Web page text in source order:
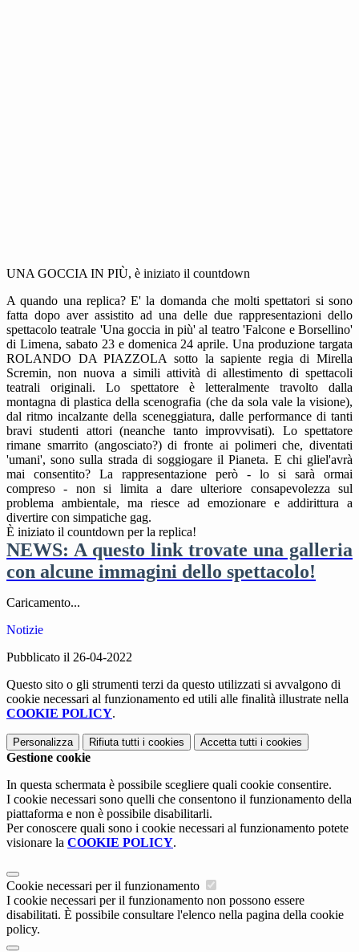
UNA GOCCIA IN PIÙ, è iniziato il countdown
A quando una replica? E' la domanda che molti spettatori si sono
fatta dopo aver assistito ad una delle due rappresentazioni dello
spettacolo teatrale 'Una goccia in più' al teatro 'Falcone e Borsellino'
di Limena, sabato 23 e domenica 24 aprile. Una produzione targata
ROLANDO DA PIAZZOLA sotto la sapiente regia di Mirella
Scremin, non nuova a simili attività di allestimento di spettacoli
teatrali originali. Lo spettatore è letteralmente travolto dalla
montagna di plastica della scenografia (che da sola vale la visione),
dal ritmo incalzante della sceneggiatura, dalle performance di tanti
bravi studenti attori (neanche tanto improvvisati). Lo spettatore
rimane smarrito (angosciato?) di fronte ai polimeri che, diventati
'umani', sono sulla strada di soggiogare il Pianeta. E chi gliel'avrà
mai consentito? La rappresentazione però - lo si sarà ormai
compreso - non si limita a dare ulteriore consapevolezza sul
problema ambientale, ma riesce ad emozionare e addirittura a
divertire con simpatiche gag.
È iniziato il countdown per la replica!
NEWS: A questo link trovate una galleria
con alcune immagini dello spettacolo!
Caricamento...
Notizie
Pubblicato il 26-04-2022
Questo sito o gli strumenti terzi da questo utilizzati si avvalgono di
cookie necessari al funzionamento ed utili alle finalità illustrate nella
COOKIE POLICY.
Personalizza Rifiuta tutti i cookies Accetta tutti i cookies
Gestione cookie
In questa schermata è possibile scegliere quali cookie consentire.
I cookie necessari sono quelli che consentono il funzionamento della
piattaforma e non è possibile disabilitarli.
Per conoscere quali sono i cookie necessari al funzionamento potete
visionare la COOKIE POLICY.
Cookie necessari per il funzionamento
I cookie necessari per il funzionamento non possono essere
disabilitati. È possibile consultare l'elenco nella pagina della cookie
policy.